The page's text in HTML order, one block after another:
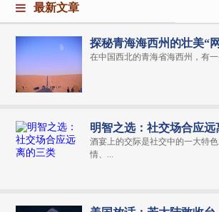
最新文章
探秘青海海西州的壮美“
在中国西北的青海省海西州，有
明智之选：社交场合应远
酒宴上的交际是社交中的一大特
情、...